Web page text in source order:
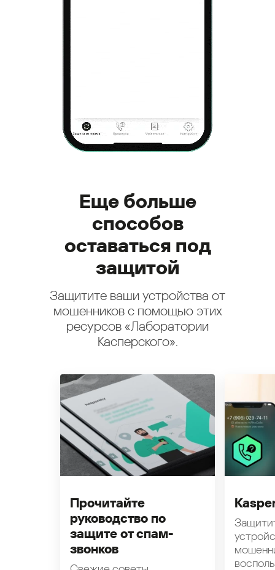
Еще больше
способов
оставаться под
защитой
Защитите ваши устройства от
мошенников с помощью этих
ресурсов «Лаборатории
Касперского».
Прочитайте
руководство по
защите от спам-
звонков